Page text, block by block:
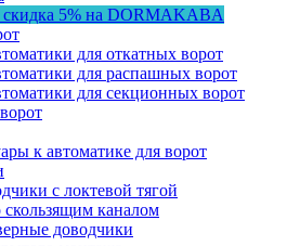
скидка 5% на DORMAKABA
для откатных ворот
для распашных ворот
для секционных ворот
к автоматике для ворот
с локтевой тягой
каналом
доводчики